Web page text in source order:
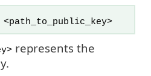
represents the